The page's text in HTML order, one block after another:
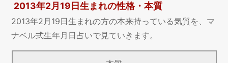
2013年2月19日生まれの性格・本質
2013年2月19日生まれの方の本来持っている気質を、マ
ナベル式生年月日占いで見ていきます。